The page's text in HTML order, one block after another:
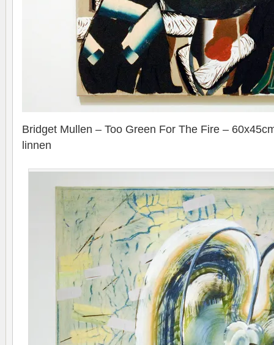
Bridget Mullen – Too Green For The Fire –
linnen